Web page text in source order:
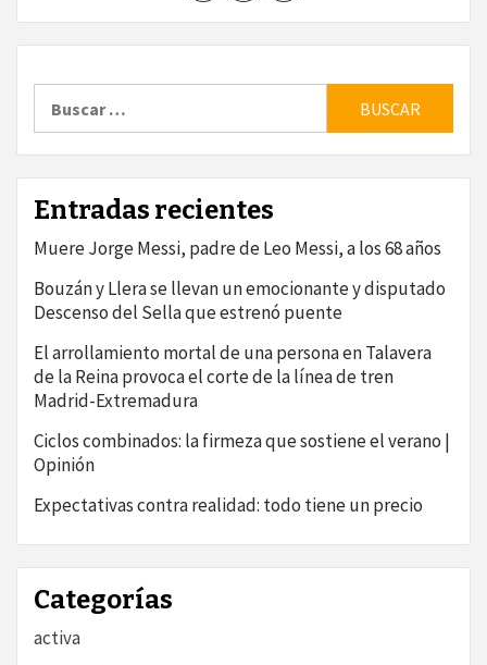
Entradas recientes
Muere Jorge Messi, padre de Leo Messi, a los 68 años
Bouzán y Llera se llevan un emocionante y disputado
Descenso del Sella que estrenó puente
El arrollamiento mortal de una persona en Talavera
de la Reina provoca el corte de la línea de tren
Madrid-Extremadura
Ciclos combinados: la firmeza que sostiene el verano |
Opinión
Expectativas contra realidad: todo tiene un precio
Categorías
activa